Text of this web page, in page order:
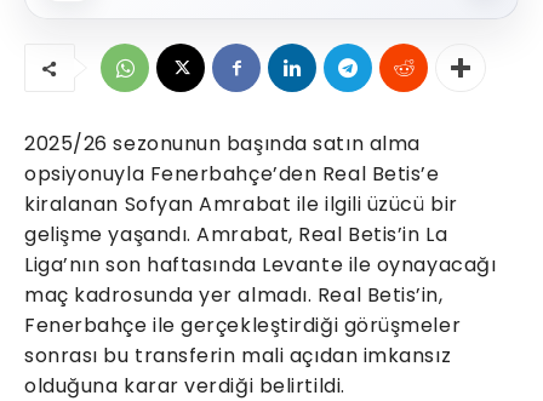
2025/26 sezonunun başında satın alma
opsiyonuyla Fenerbahçe’den Real Betis’e
kiralanan Sofyan Amrabat ile ilgili üzücü bir
gelişme yaşandı. Amrabat, Real Betis’in La
Liga’nın son haftasında Levante ile oynayacağı
maç kadrosunda yer almadı. Real Betis’in,
Fenerbahçe ile gerçekleştirdiği görüşmeler
sonrası bu transferin mali açıdan imkansız
olduğuna karar verdiği belirtildi.